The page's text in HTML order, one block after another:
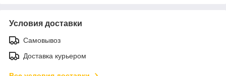
Условия доставки
Самовывоз
Доставка курьером